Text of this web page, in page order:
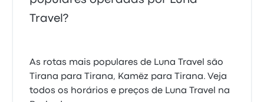
Travel?
As rotas mais populares de Luna Travel são
Tirana para Tirana, Kamëz para Tirana. Veja
todos os horários e preços de Luna Travel na